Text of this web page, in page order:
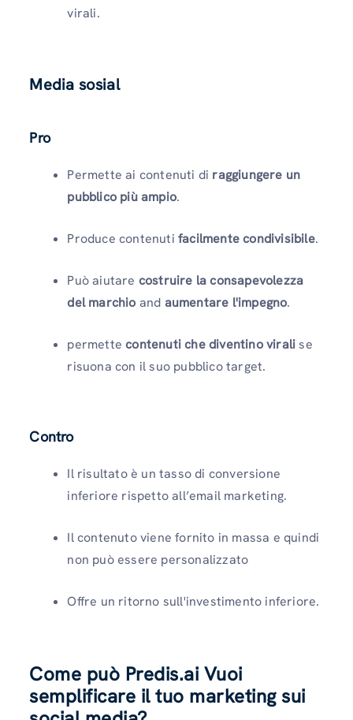
virali.
Media sosial
Pro
Permette ai contenuti di raggiungere un
pubblico più ampio.
Produce contenuti facilmente condivisibile.
Può aiutare costruire la consapevolezza
del marchio and aumentare l'impegno.
permettecontenuti che diventino viralise
risuona con il suo pubblico target.
Contro
Il risultato è un tasso di conversione
inferiore rispetto all’email marketing.
Il contenuto viene fornito in massa e quindi
non può essere personalizzato
Offre un ritorno sull'investimento inferiore.
Come può Predis.ai Vuoi
semplificare il tuo marketing sui